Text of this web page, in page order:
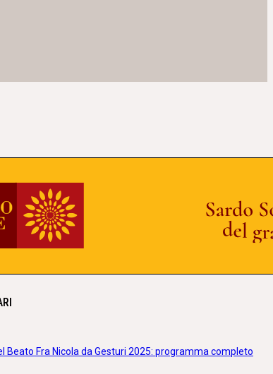
Beato Fra Nicola da Gesturi 2025: programma completo